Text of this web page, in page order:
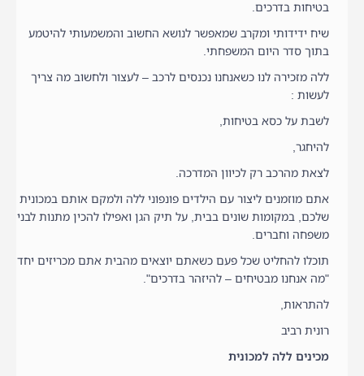
בטיחות בדרכים.
שיח ידידותי ומקרב שמאפשר לנושא החשוב והמשמעותי להיטמע
בתוך סדר היום המשפחתי.
ללה מזכירה לנו כשאנחנו נכנסים לרכב – לעצור ולחשוב מה צריך
לעשות :
לשבת על כסא בטיחות,
להיחגר,
לצאת מהרכב רק לכיוון המדרכה.
אתם מוזמנים ליצור עם הילדים פונפוני ללה ולמקם אותם במכונית
שלכם, במקומות שונים בבית, על תיק הגן ואפילו להכין מתנות לבני
משפחה וחברים.
תוכלו להחליט שכל פעם כשאתם יוצאים מהבית אתם מכריזים יחד
"מה אנחנו מבטיחים – להיזהר בדרכים".
להתראות,
רונית רביב
מכינים ללה למכונית